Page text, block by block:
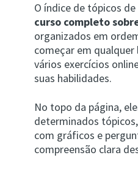
O índice de tópicos
curso completo
organizados em
começar em
vários exercícios
suas habilidades.
No topo da página,
determinados
com gráficos e
compreensão clara